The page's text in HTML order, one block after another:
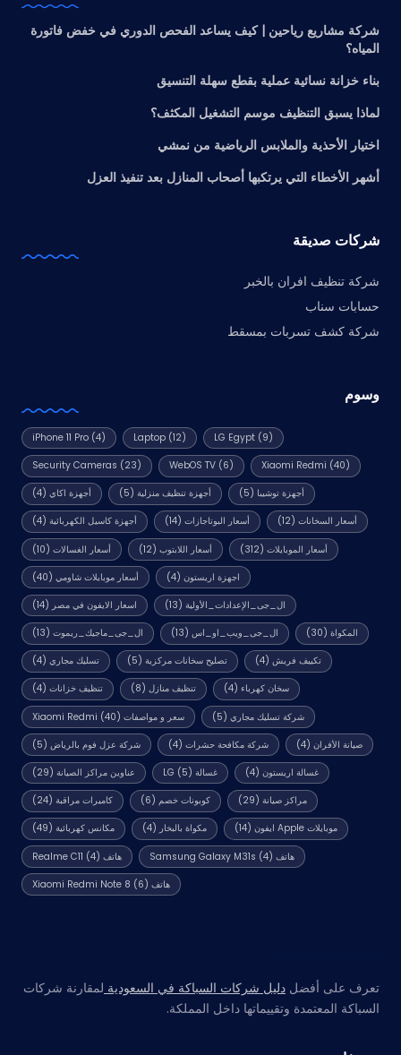
شركة مشاريع رياحين | كيف يساعد الفحص الدوري في خفض فاتورة
المياه؟
بناء خزانة نسائية عملية بقطع سهلة التنسيق
لماذا يسبق التنظيف موسم التشغيل المكثف؟
اختيار الأحذية والملابس الرياضية من نمشي
أشهر الأخطاء التي يرتكبها أصحاب المنازل بعد تنفيذ العزل
شركات صديقة
شركة تنظيف افران بالخبر
حسابات سناب
شركة كشف تسربات بمسقط
وسوم
iPhone 11 Pro (4) Laptop(12) LG Egypt(9)
Security Cameras (23) WebOS TV(6) Xiaomi Redmi (40)
أجهزة اكاي(4) أجهزة تنظيف منزلية (5) أجهزة توشيبا (5)
أجهزة كاسيل الكهربائية(4) أسعار البوتاجازات (14) أسعار السخانات (12)
أسعار الغسالات(10) أسعار اللابتوب (12) أسعار الموبايلات (312)
أسعار موبايلات شاومي(40) اجهزة اريستون (4)
اسعار الايفون في مصر (14) ال_جى_الإعدادات_الأولية (13)
ال_جى_ماجيك_ريموت(13) ال_جى_ويب_او_اس (13) المكواة (30)
تسليك مجاري(4) تصليح سخانات مركزية (5) تكييف فريش (4)
تنظيف خزانات(4) تنظيف منازل (8) سخان كهرباء (4)
سعر و مواصفات Xiaomi Redmi (40) شركة تسليك مجاري (5)
شركة عزل فوم بالرياض(5) شركة مكافحة حشرات (4) صيانة الأفران (4)
عناوين مراكز الصيانة(29) غسالة LG (5) غسالة اريستون (4)
كاميرات مراقبة(24) كوبونات خصم (6) مراكز صيانة (29)
مكانس كهربائية(49) مكواة بالبخار (4) موبايلات Apple ايفون (14)
هاتف Realme C11 (4) هاتف Samsung Galaxy M31s (4)
هاتف Xiaomi Redmi Note 8 (6)
تعرف على أفضل دليل شركات السباكة في السعودية لمقارنة شركات
السباكة المعتمدة وتقييماتها داخل المملكة.